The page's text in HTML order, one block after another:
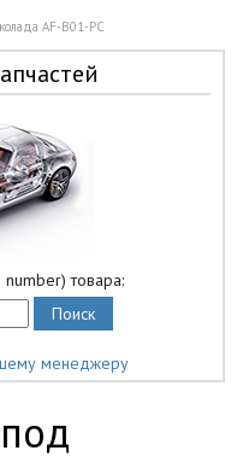
AF-B01-PC
товара:
менеджеру